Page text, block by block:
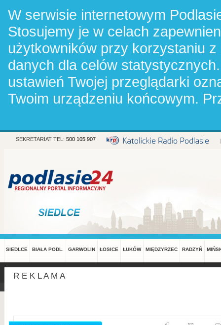
W serwisie internetowym
Stosujemy je w celach
użytkowników przy korzystaniu
danych dla celów
ustawień Twojej przeglądarki
Twoim urządzeniu końcowym.
SEKRETARIAT TEL: 500 105 907
SIEDLCE BIAŁA PODL. GARWOLIN ŁOSICE ŁUKÓW MIĘDZYRZEC RADZYŃ
R E K L A M A